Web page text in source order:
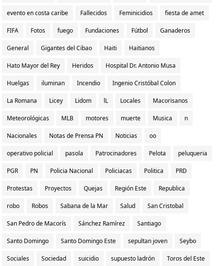
evento en costa caribe Fallecidos Feminicidios fiesta de amet
FIFA Fotos fuego Fundaciones Fútbol Ganaderos
General Gigantes del Cibao Haiti Haitianos
Hato Mayor del Rey Heridos Hospital Dr. Antonio Musa
Huelgas iluminan Incendio Ingenio Cristóbal Colon
La Romana Licey Lidom lL Locales Macorisanos
Meteorológicas MLB motores muerte Musica n
Nacionales Notas de Prensa PN Noticias oo
operativo policial pasola Patrocinadores Pelota peluqueria
PGR PN Policia Nacional Policiacas Politica PRD
Protestas Proyectos Quejas Región Este Republica
robo Robos Sabana de la Mar Salud San Cristobal
San Pedro de Macorís Sánchez Ramírez Santiago
Santo Domingo Santo Domingo Este sepultan joven Seybo
Sociales Sociedad suicidio supuesto ladrón Toros del Este